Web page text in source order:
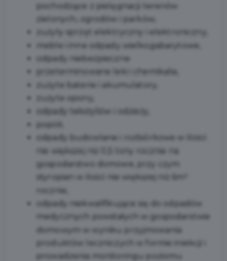
pochodzące z pielęgnacji terenów
zielonych, ogrodów i parków,
zużyty sprzęt elektryczny i elektroniczny,
meble i inne odpady wielkogabarytowe,
odpady niebezpieczne
przeterminowane leki i chemikalia,
zużyte baterie i akumulatory,
zużyte opony,
odpady tekstyliów i odzieży,
popiół,
odpady budowlane i rozbiórkowe w ilości
nie większej niż 0,5 tony rocznie na
gospodarstwo domowe, przy czym
styropian w ilości nie większej niż 6m³
rocznie,
odpady niekwalifikujące się do odpadów
medycznych powstałych w gospodarstwie
domowym w wyniku przyjmowania
produktów leczniczych w formie iniekcji i
prowadzenia monitoringu poziomu